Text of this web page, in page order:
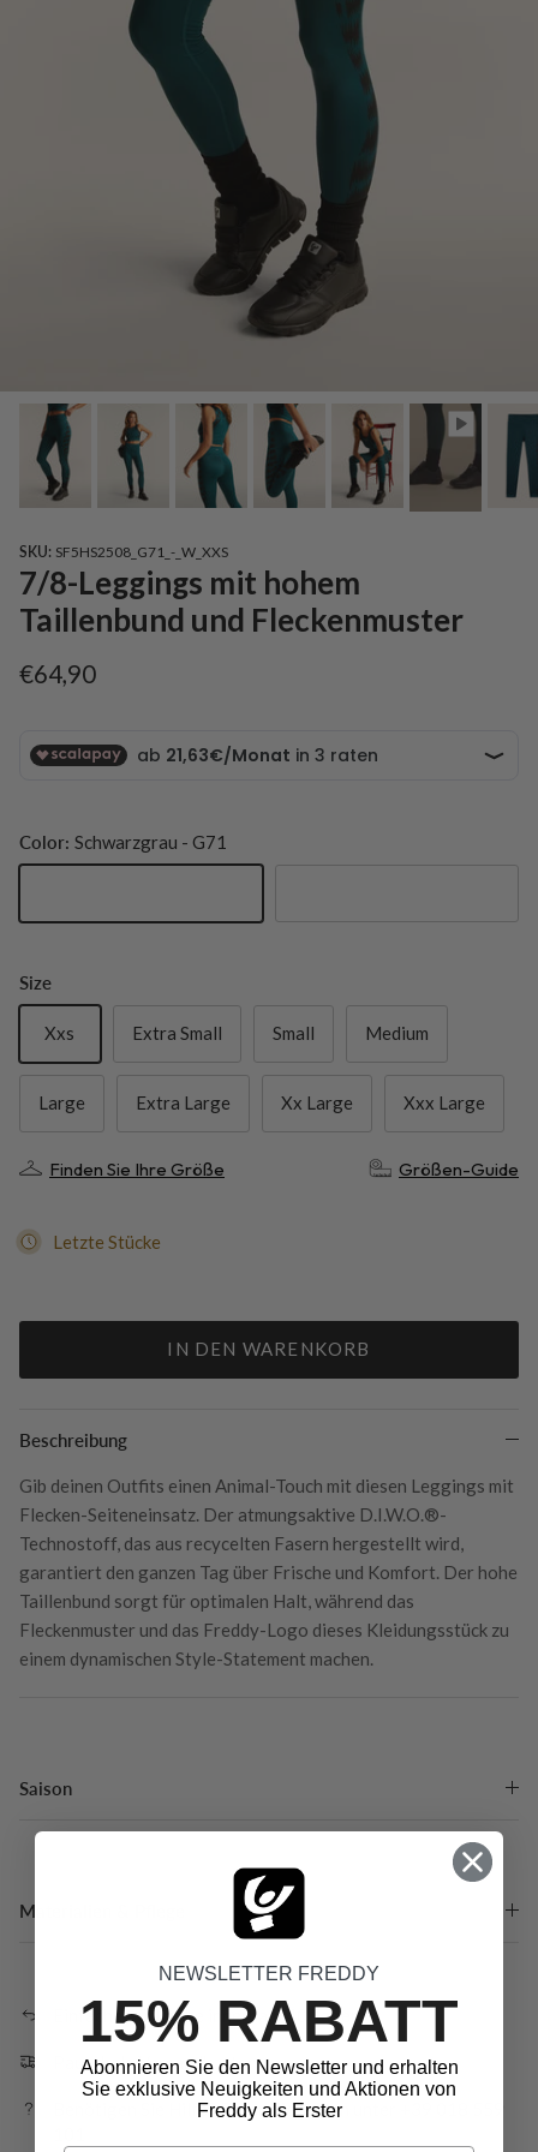
SKU: SF5HS2508_G71_-_W_XXS
7/8-Leggings mit hohem
Taillenbund und Fleckenmuster
Normaler Preis
€64,90
Color: Schwarzgrau - G71
Size
Xxs Extra Small Small Medium
Large Extra Large Xx Large Xxx Large
Finden Sie Ihre Größe Größen-Guide
Letzte Stücke
IN DEN WARENKORB
Beschreibung
Gib deinen Outfits einen Animal-Touch mit diesen Leggings mit
Flecken-Seiteneinsatz. Der atmungsaktive D.I.W.O.®-
Technostoff, das aus recycelten Fasern hergestellt wird,
garantiert den ganzen Tag über Frische und Komfort. Der hohe
Taillenbund sorgt für optimalen Halt, während das
Fleckenmuster und das Freddy-Logo dieses Kleidungsstück zu
einem dynamischen Style-Statement machen.
Saison
Materialien & Pflege
Einfache Rückgabe innerhalb 40 Tagen
Pauschale Versandkosten
Benötigen Sie Hilfe? Rufen Sie uns an unter +39 018 559
NEWSLETTER FREDDY
15% RABATT
Abonnieren Sie den Newsletter und erhalten
Sie exklusive Neuigkeiten und Aktionen von
Freddy als Erster